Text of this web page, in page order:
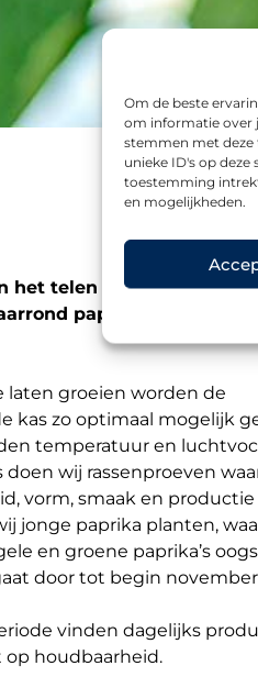
Om de beste
om informatie over
stemmen met deze
unieke ID's op
toestemming
en mogelijkheden.
het telen van rode en gele
paprika’s onder
groeien worden de
kas zo optimaal mogelijk
temperatuur en
wij rassenproeven
vorm, smaak en productie
jonge paprika planten,
en groene paprika’s
door tot begin
vinden dagelijks
op houdbaarheid.